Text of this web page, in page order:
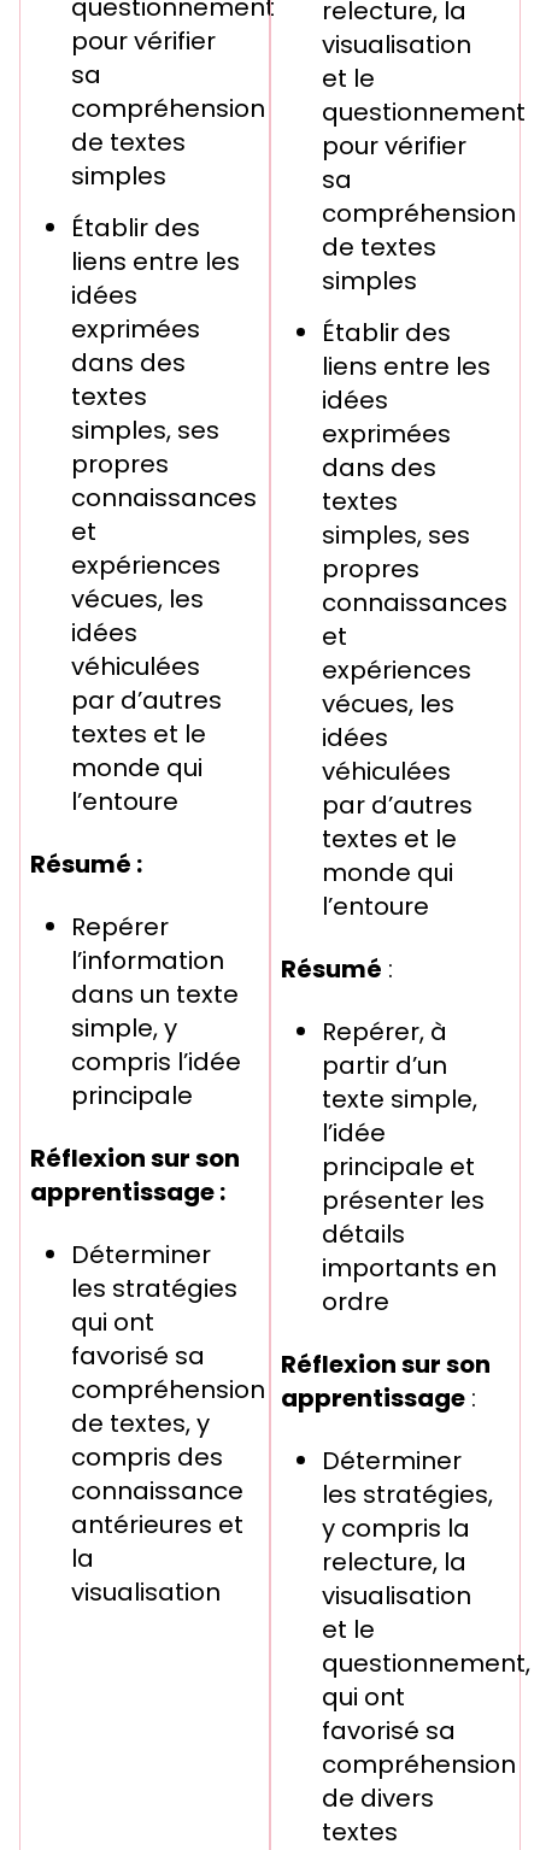
questionnement
pour vérifier
sa
compréhension
de textes
simples
Établir des
liens entre les
idées
exprimées
dans des
textes
simples, ses
propres
connaissances
et
expériences
vécues, les
idées
véhiculées
par d’autres
textes et le
monde qui
l’entoure
Résumé :
Repérer
l’information
dans un texte
simple, y
compris l’idée
principale
Réflexion sur son
apprentissage :
Déterminer
les stratégies
qui ont
favorisé sa
compréhension
de textes, y
compris des
connaissance
antérieures et
la
visualisation
relecture, la
visualisation
et le
questionnement
pour vérifier
sa
compréhension
de textes
simples
Établir des
liens entre les
idées
exprimées
dans des
textes
simples, ses
propres
connaissances
et
expériences
vécues, les
idées
véhiculées
par d’autres
textes et le
monde qui
l’entoure
Résumé :
Repérer, à
partir d’un
texte simple,
l’idée
principale et
présenter les
détails
importants en
ordre
Réflexion sur son
apprentissage :
Déterminer
les stratégies,
y compris la
relecture, la
visualisation
et le
questionnement,
qui ont
favorisé sa
compréhension
de divers
textes